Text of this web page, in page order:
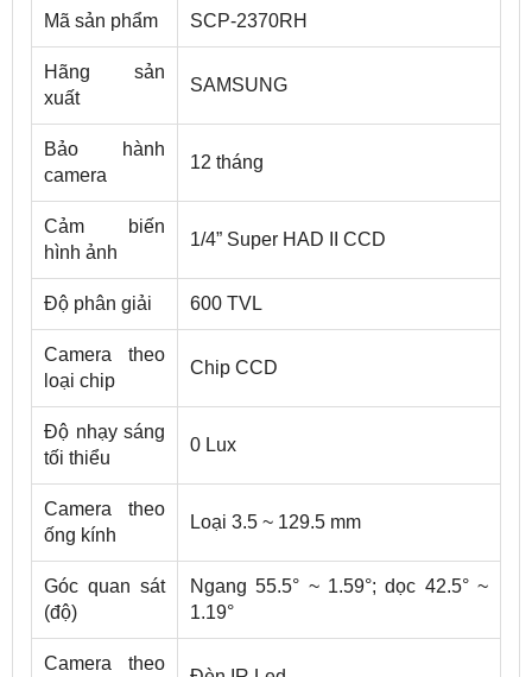
Mã sản phẩm SCP-2370RH
Hãng sản
xuất
SAMSUNG
Bảo hành
camera
12 tháng
Cảm biến
hình ảnh
1/4” Super HAD II CCD
Độ phân giải 600 TVL
Camera theo
loại chip
Chip CCD
Độ nhạy sáng
tối thiểu
0 Lux
Camera theo
ống kính
Loại 3.5 ~ 129.5 mm
Góc quan sát
(độ)
Ngang 55.5° ~ 1.59°; dọc 42.5° ~
1.19°
Camera theo